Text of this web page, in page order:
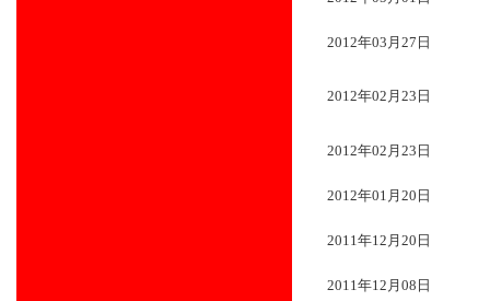
2012年03月27日
2012年02月23日
2012年02月23日
2012年01月20日
2011年12月20日
2011年12月08日